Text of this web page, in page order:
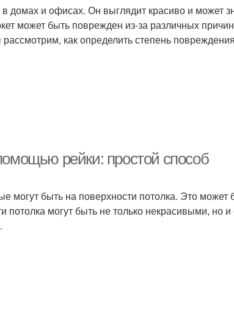
домах и офисах. Он выглядит красиво и может
может быть поврежден из-за различных
как определить степень
рейки: простой способ
могут быть на поверхности потолка. Это может
могут быть не только некрасивыми, но